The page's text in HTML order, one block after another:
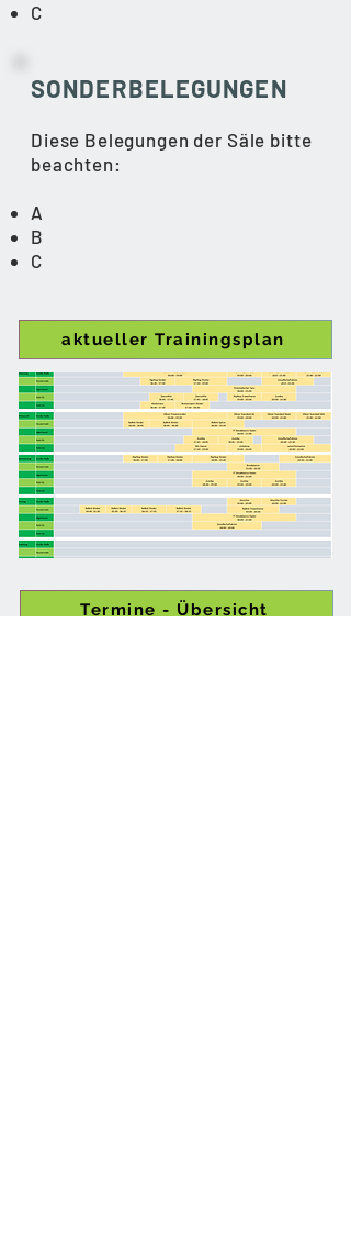
C
SONDERBELEGUNGEN​
Diese Belegungen der Säle bitte
beachten:
A
B
C
aktueller Trainingsplan
Termine - Übersicht